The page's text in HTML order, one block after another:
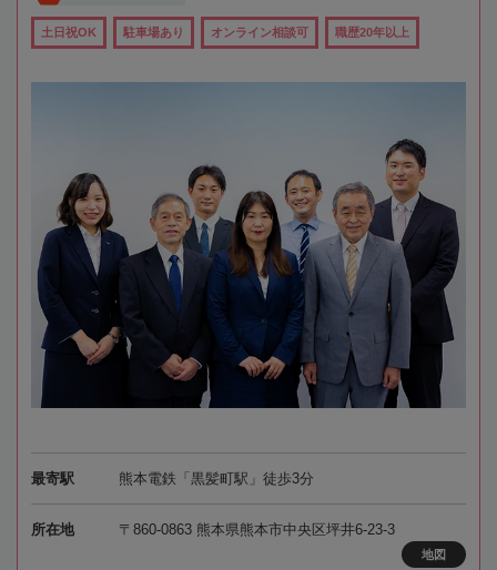
土日祝OK 駐車場あり オンライン相談可 職歴20年以上
最寄駅 熊本電鉄「黒髪町駅」徒歩3分
所在地 〒860-0863 熊本県熊本市中央区坪井6-23-3
地図